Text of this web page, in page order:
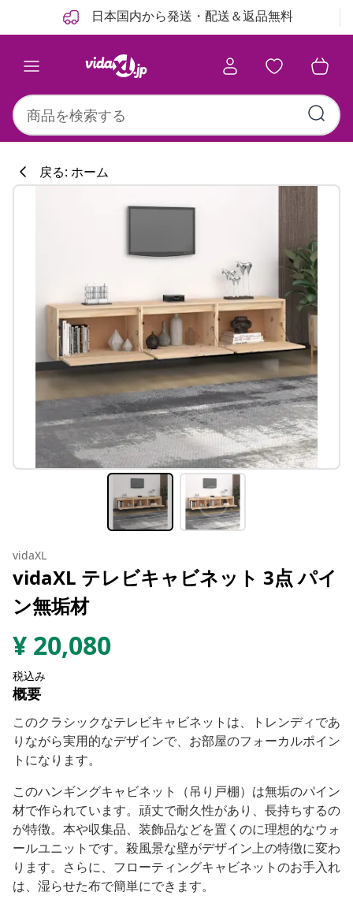
日本国内から発送・配送＆返品無料
戻る: ホーム
vidaXL
vidaXL テレビキャビネット 3点 パイ
ン無垢材
¥ 20,080
税込み
概要
このクラシックなテレビキャビネットは、トレンディであ
りながら実用的なデザインで、お部屋のフォーカルポイン
トになります。
このハンギングキャビネット（吊り戸棚）は無垢のパイン
材で作られています。頑丈で耐久性があり、長持ちするの
が特徴。本や収集品、装飾品などを置くのに理想的なウォ
ールユニットです。殺風景な壁がデザイン上の特徴に変わ
ります。さらに、フローティングキャビネットのお手入れ
は、湿らせた布で簡単にできます。